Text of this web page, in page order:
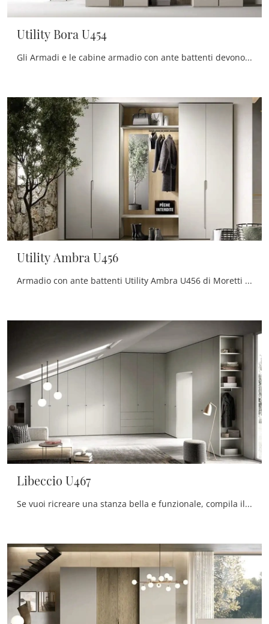
Utility Bora U454
Gli Armadi e le cabine armadio con ante battenti devono progettare la camera da letto assicurandoti una perfetta ottimizzazione degli spazi e ...
Utility Ambra U456
Armadio con ante battenti Utility Ambra U456 di Moretti Compact Giorno Notte in melaminico: in un ricco catalogo di mobili e complementi, questo ...
Libeccio U467
Se vuoi ricreare una stanza bella e funzionale, compila il form o vieni da noi per ottenere infromazioni, complementi e accessori nell'ambito ...